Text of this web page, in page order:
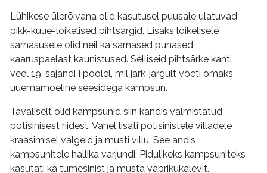
Lühikese ülerõivana olid kasutusel puusale ulatuvad
pikk-kuue-lõikelised pihtsärgid. Lisaks lõikelisele
sarnasusele olid neil ka sarnased punased
kaaruspaelast kaunistused. Selliseid pihtsärke kanti
veel 19. sajandi I poolel, mil järk-järgult võeti omaks
uuemamoeline seesidega kampsun.
Tavaliselt olid kampsunid siin kandis valmistatud
potisinisest riidest. Vahel lisati potisinistele villadele
kraasimisel valgeid ja musti villu. See andis
kampsunitele hallika varjundi. Pidulikeks kampsuniteks
kasutati ka tumesinist ja musta vabrikukalevit.